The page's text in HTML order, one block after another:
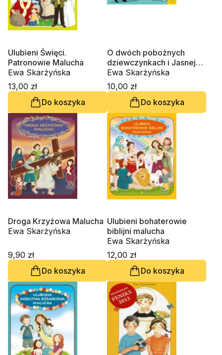
Ulubieni Święci.
Patronowie Malucha
Ewa Skarżyńska
13,00 zł
Do koszyka
O dwóch pobożnych
dziewczynkach i Jasnej
Pani z Gietrzwałdu
Ewa Skarżyńska
10,00 zł
Do koszyka
Droga Krzyżowa Malucha
Ewa Skarżyńska
9,90 zł
Do koszyka
Ulubieni bohaterowie
biblijni malucha
Ewa Skarżyńska
12,00 zł
Do koszyka